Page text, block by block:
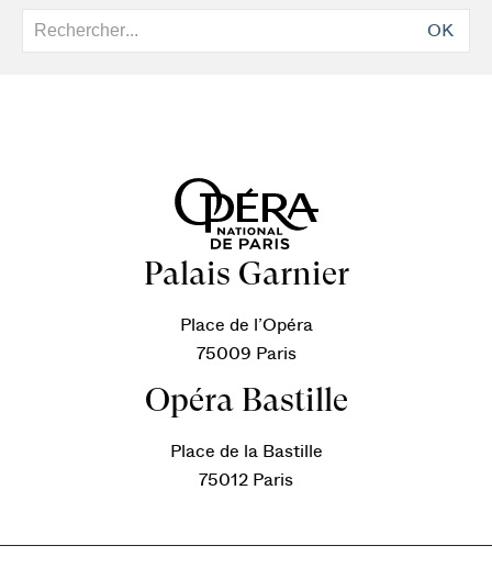
OK
Palais Garnier
Place de l’Opéra
75009 Paris
Opéra Bastille
Place de la Bastille
75012 Paris